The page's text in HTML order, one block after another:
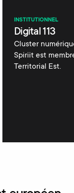
INSTITUTIONNEL
Digital 113
Cluster
Spiriit est
Territorial Est.